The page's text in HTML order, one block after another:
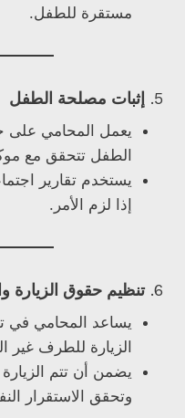
مستقرة للطفل.
5. إثبات مصلحة الطفل
يعمل المحامي على
الطفل تتحقق مع
يستخدم تقارير
إذا لزم الأمر.
6. تنظيم حقوق الزيارة
يساعد المحامي في
الزيارة للطرف غير
يضمن أن تتم
وتحقق الاستقرار